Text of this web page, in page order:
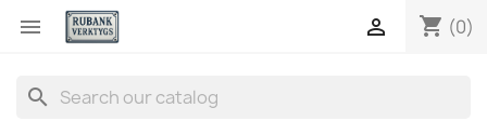
 shopping_cart (0)

search